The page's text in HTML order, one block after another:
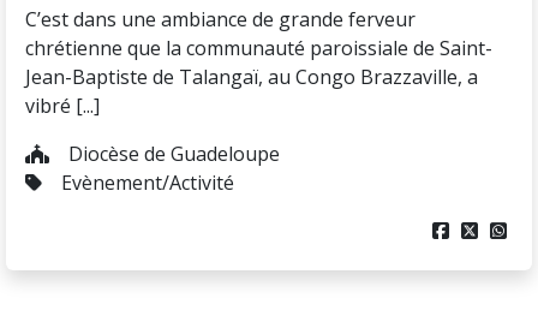
C’est dans une ambiance de grande ferveur
chrétienne que la communauté paroissiale de Saint-
Jean-Baptiste de Talangaï, au Congo Brazzaville, a
vibré [...]
Diocèse de Guadeloupe
Evènement/Activité
  